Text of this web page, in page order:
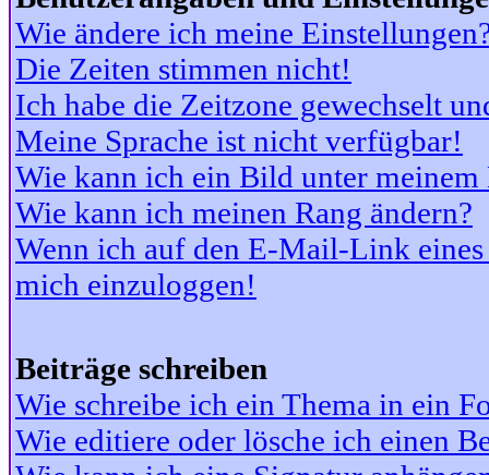
Wie ändere ich meine
Die Zeiten stimmen nicht!
Ich habe die Zeitzone gewechselt
Meine Sprache ist nicht verfügbar!
Wie kann ich ein Bild unter meinem
Wie kann ich meinen Rang ändern?
Wenn ich auf den E-Mail-Link
mich einzuloggen!
Beiträge schreiben
Wie schreibe ich ein Thema in ein
Wie editiere oder lösche ich einen